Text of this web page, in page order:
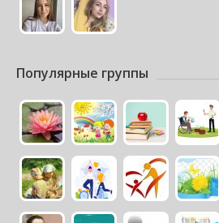
Популярные группы